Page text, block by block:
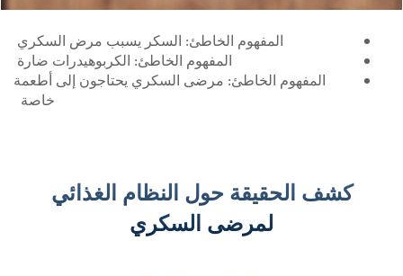
المفهوم الخاطئ: السكر يسبب مرض السكري
المفهوم الخاطئ: الكربوهيدرات ضارة
المفهوم الخاطئ: مرضى السكري يحتاجون إلى أطعمة
خاصة
كشف الحقيقة حول النظام الغذائي
لمرضى السكري